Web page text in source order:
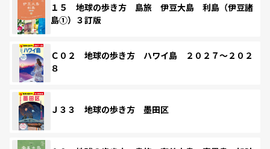
１５ 地球の歩き方 島旅 伊豆大島 利島（伊豆諸
島①）３訂版
Ｃ０２ 地球の歩き方 ハワイ島 ２０２７～２０２
８
Ｊ３３ 地球の歩き方 墨田区